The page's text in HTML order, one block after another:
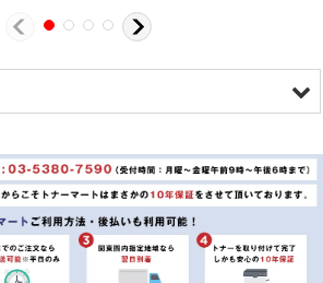
リサイクルトナー 【大容量】
リサイクルトナー 【小容量】